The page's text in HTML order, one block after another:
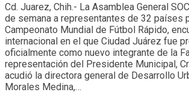
Cd. Juarez, Chih.- La Asamblea General
de semana a representantes de 32 países
Campeonato Mundial de Fútbol Rápido,
internacional en el que Ciudad Juárez fue
oficialmente como nuevo integrante de la
representación del Presidente Municipal,
acudió la directora general de Desarrollo
Morales Medina,…